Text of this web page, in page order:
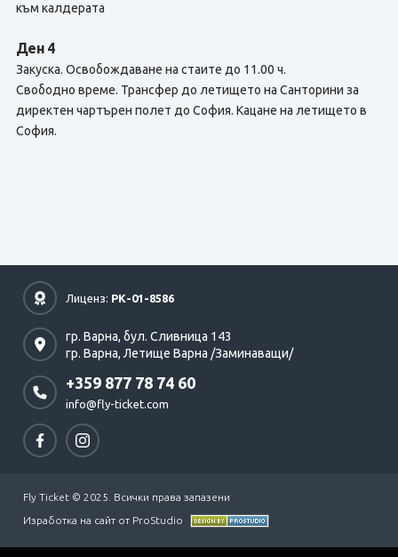
към калдерата
Ден 4
Закуска. Освобождаване на стаите до 11.00 ч.
Свободно време. Трансфер до летището на Санторини за
директен чартърен полет до София. Кацане на летището в
София.
Лиценз: РК-01-8586
гр. Варна, бул. Сливница 143
гр. Варна, Летище Варна /Заминаващи/
+359 877 78 74 60
info@fly-ticket.com
Fly Ticket © 2025. Всички права запазени
Изработка на сайт от ProStudio